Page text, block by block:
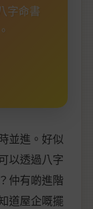
字命書
並進。好似
以透過八字
仲有啲進階
道屋企嘅擺